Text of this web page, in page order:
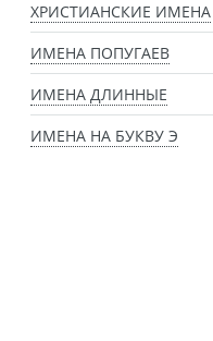
ХРИСТИАНСКИЕ ИМЕНА
ИМЕНА ПОПУГАЕВ
ИМЕНА ДЛИННЫЕ
ИМЕНА НА БУКВУ Э